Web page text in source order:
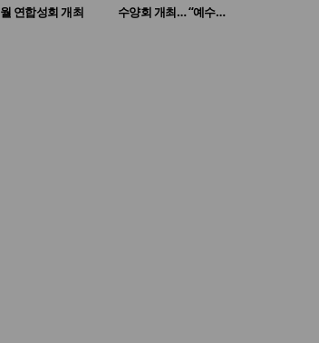
월 연합성회 개최
수양회 개최… “예수…